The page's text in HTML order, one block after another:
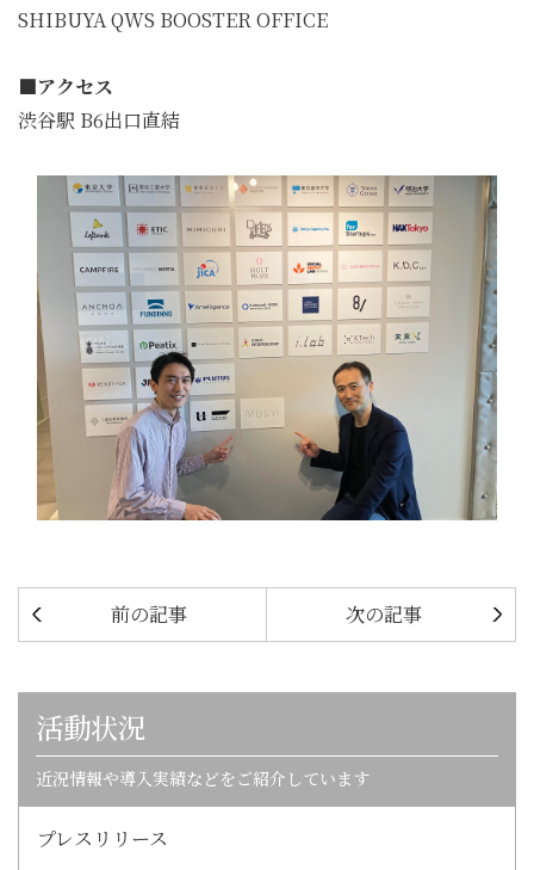
SHIBUYA QWS BOOSTER OFFICE
■アクセス
渋谷駅 B6出口直結
前の記事 次の記事
活動状況
近況情報や導入実績などをご紹介しています
プレスリリース